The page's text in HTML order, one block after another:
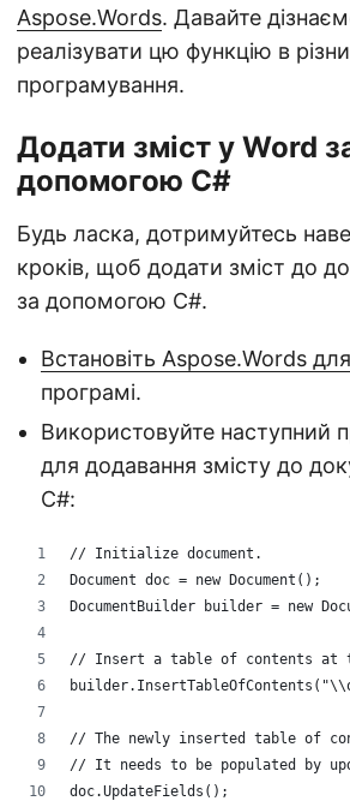
Aspose.Words. Давайте
реалізувати цю функцію в
програмування.
Додати зміст у Word
допомогою C#
Будь ласка, дотримуйтесь
кроків, щоб додати зміст до
за допомогою C#.
Встановіть Aspose.Words
програмі.
Використовуйте наступний
для додавання змісту до
C#:
// Initialize document.
Document doc = new Document();
DocumentBuilder builder = new
// Insert a table of contents at
// The newly inserted table of
// It needs to be populated by
doc.UpdateFields();